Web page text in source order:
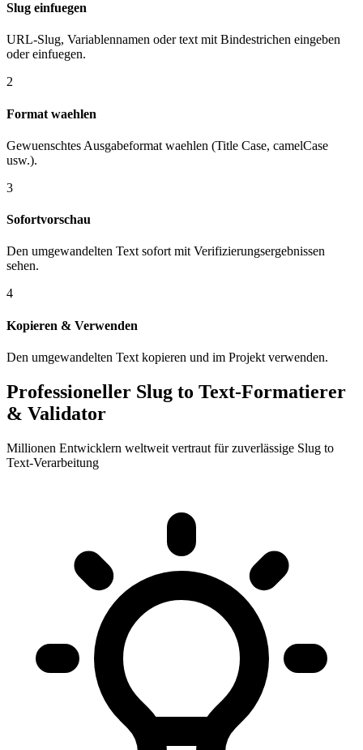
Slug einfuegen
URL-Slug, Variablennamen oder text mit Bindestrichen eingeben
oder einfuegen.
2
Format waehlen
Gewuenschtes Ausgabeformat waehlen (Title Case, camelCase
usw.).
3
Sofortvorschau
Den umgewandelten Text sofort mit Verifizierungsergebnissen
sehen.
4
Kopieren & Verwenden
Den umgewandelten Text kopieren und im Projekt verwenden.
Professioneller Slug to Text-Formatierer
& Validator
Millionen Entwicklern weltweit vertraut für zuverlässige Slug to
Text-Verarbeitung